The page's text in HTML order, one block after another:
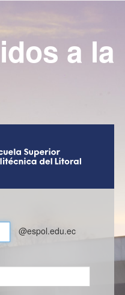
a la
@espol.edu.ec